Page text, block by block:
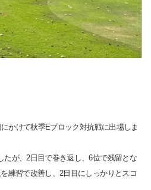
かけて秋季Eブロック対抗戦に出場しま
たが、2日目で巻き返し、6位で残留とな
練習で改善し、2日目にしっかりとスコ